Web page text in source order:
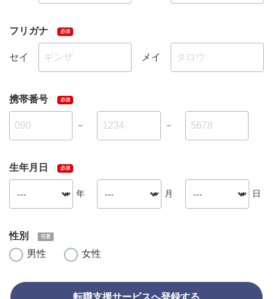
フリガナ
セイ メイ
携帯番号
－ －
生年月日
年 月 日
性別
男性
女性
転職支援サービスへ登録する